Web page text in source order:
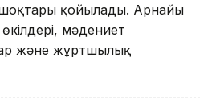
шоқтары қойылады. Арнайы
мәдениет
және жұртшылық